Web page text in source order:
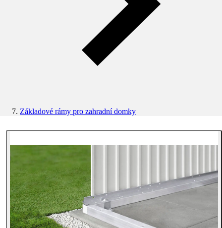
Základové rámy pro zahradní domky